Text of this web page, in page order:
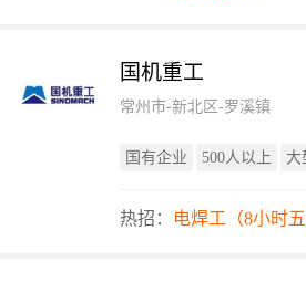
国机重工
常州市-新北区-罗溪镇
国有企业 500人以上 大
热招： 电焊工（8小时